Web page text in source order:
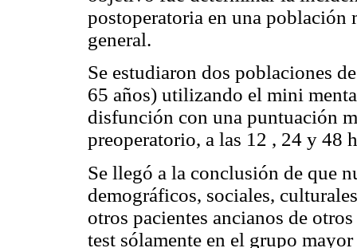
postoperatoria en una población
general.
Se estudiaron dos poblaciones
65 años) utilizando el mini
disfunción con una puntuación
preoperatorio, a las 12 , 24 y 48
Se llegó a la conclusión de que
demográficos, sociales,
otros pacientes ancianos de
test sólamente en el grupo